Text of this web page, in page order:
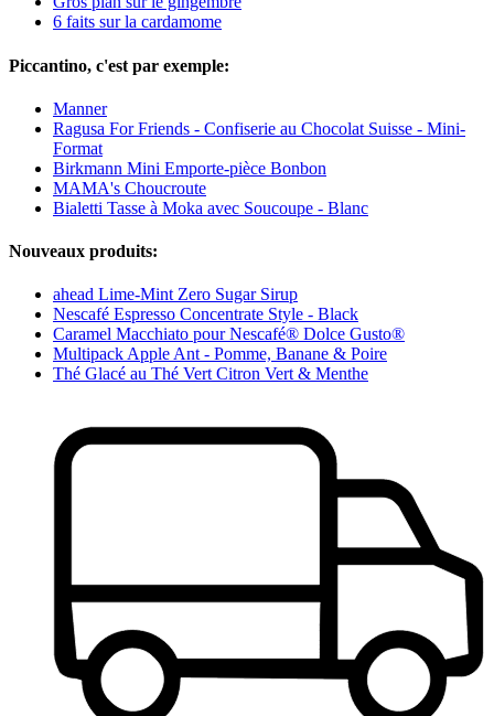
6 faits sur la cardamome
Piccantino, c'est par exemple:
Manner
Ragusa For Friends - Confiserie au Chocolat Suisse - Mini-
Format
Birkmann Mini Emporte-pièce Bonbon
MAMA's Choucroute
Bialetti Tasse à Moka avec Soucoupe - Blanc
Nouveaux produits:
ahead Lime-Mint Zero Sugar Sirup
Nescafé Espresso Concentrate Style - Black
Caramel Macchiato pour Nescafé® Dolce Gusto®
Multipack Apple Ant - Pomme, Banane & Poire
Thé Glacé au Thé Vert Citron Vert & Menthe